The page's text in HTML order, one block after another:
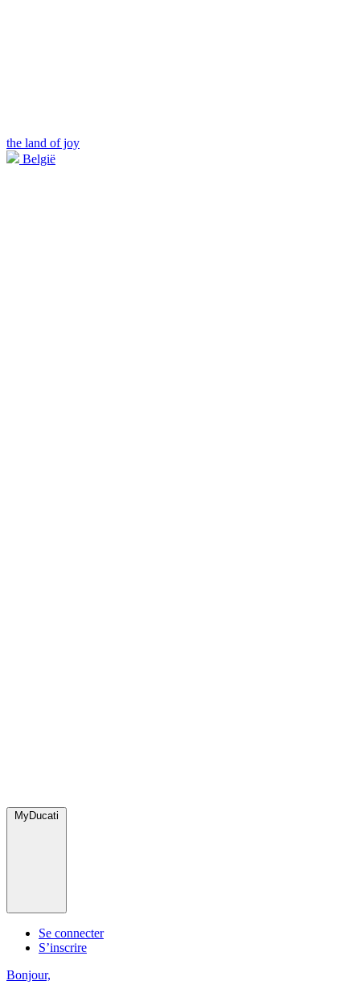
the land of joy
België
MyDucati
Se connecter
S’inscrire
Bonjour,